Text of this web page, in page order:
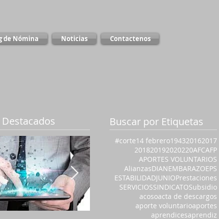
de Nómina Noticias Contactenos
Buscar por Etiquetas
#corte14 febrero194320162017
201820192020220AFCAFP
APORTES VOLUNTARIOS
AlianzasDIANEMBARAZOEPS
ESTABILIDADJUNIOPrestaciones
SERVICIOSSINDICATOSubsidio
acosoacta de descargos
aporte voluntarioaportes
aprendicesaprendiz